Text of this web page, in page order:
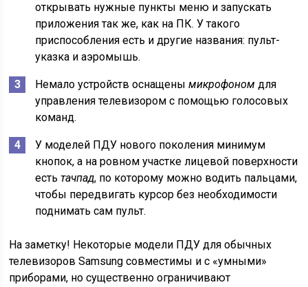
открывать нужные пункты меню и запускать
приложения так же, как на ПК. У такого
приспособления есть и другие названия: пульт-
указка и аэромышь.
Немало устройств оснащенымикрофоном для
управления телевизором с помощью голосовых
команд.
У моделей ПДУ нового поколения минимум
кнопок, а на ровном участке лицевой поверхности
естьтачпад, по которому можно водить пальцами,
чтобы передвигать курсор без необходимости
поднимать сам пульт.
На заметку! Некоторые модели ПДУ для обычных
телевизоров Samsung совместимы и с «умными»
приборами, но существенно ограничивают